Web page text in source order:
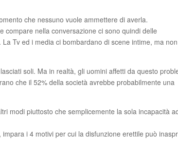
che nessuno vuole ammettere di averla.
compare nella conversazione ci sono quindi delle
Tv ed i media ci bombardano di scene intime, ma
soli. Ma in realtà, gli uomini affetti da questo
che il 52% della società avrebbe probabilmente una
modi piuttosto che semplicemente la sola incapacità
i 4 motivi per cui la disfunzione erettile può